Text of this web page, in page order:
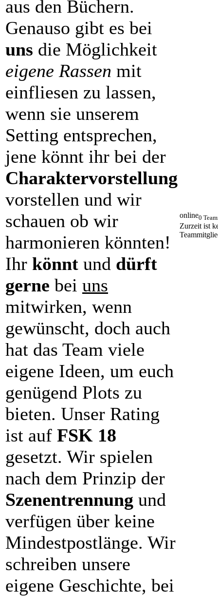
aus den Büchern.
Genauso gibt es bei
uns die Möglichkeit
eigene Rassen mit
einfliesen zu lassen,
wenn sie unserem
Setting entsprechen,
jene könnt ihr bei der
Charaktervorstellung
vorstellen und wir
schauen ob wir
harmonieren könnten!
Ihr könnt und dürft
gerne bei uns
mitwirken, wenn
gewünscht, doch auch
hat das Team viele
eigene Ideen, um euch
genügend Plots zu
bieten. Unser Rating
ist auf FSK 18
gesetzt. Wir spielen
nach dem Prinzip der
Szenentrennung und
verfügen über keine
Mindestpostlänge. Wir
schreiben unsere
eigene Geschichte, bei
online0
Zurzeit ist